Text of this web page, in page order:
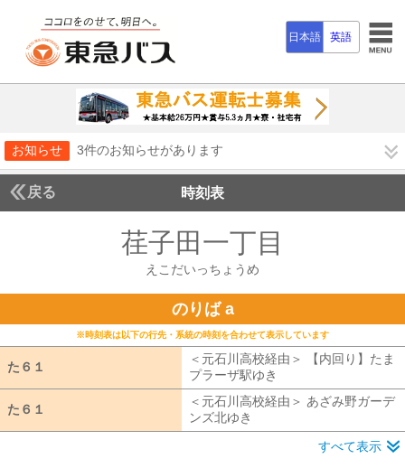
日本語 英語
お知らせ 3件のお知らせがあります
戻る 時刻表
荏子田一丁目
えこだいっちょうめ
のりば a
※時刻表は以下の行先・系統の時刻を合わせて表示しています
た６１
＜元石川高校経由＞ 【内回り】たま
プラーザ駅ゆき
た６１
＜元石川高校経由＞ あざみ野ガーデ
ンズ北ゆき
すべて表示